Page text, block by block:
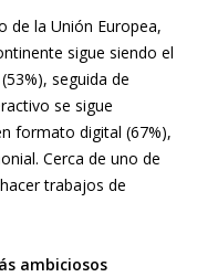
de la Unión Europea,
sigue siendo el
seguida de
se sigue
formato digital (67%),
Cerca de uno de
trabajos de
ambiciosos